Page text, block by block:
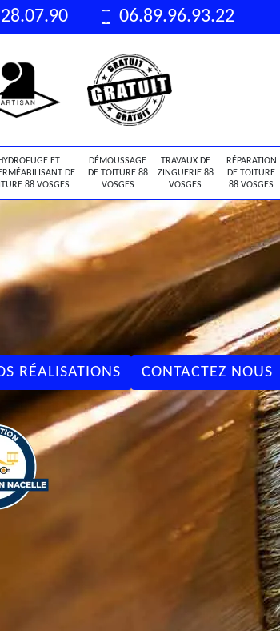
06.89.96.93.22
HYDROFUGE ET
DE
88 VOSGES
DÉMOUSSAGE
DE TOITURE 88
VOSGES
TRAVAUX DE
ZINGUERIE 88
VOSGES
RÉPARATION
DE TOITURE
88 VOSGES
RÉALISATIONS CONTACTEZ NOUS